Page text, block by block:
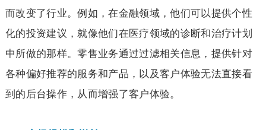
而改变了行业。例如，在金融领域，他们可以提供个性
化的投资建议，就像他们在医疗领域的诊断和治疗计划
中所做的那样。零售业务通过过滤相关信息，提供针对
各种偏好推荐的服务和产品，以及客户体验无法直接看
到的后台操作，从而增强了客户体验。